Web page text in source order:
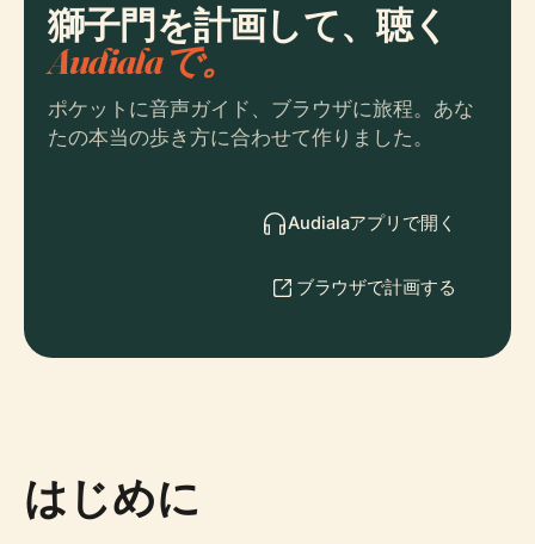
獅子門を計画して、聴く
Audialaで。
ポケットに音声ガイド、ブラウザに旅程。あな
たの本当の歩き方に合わせて作りました。
Audialaアプリで開く
ブラウザで計画する
はじめに